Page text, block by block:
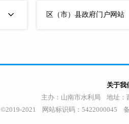
区（市）县政府门户网站
关于我
主办：山南市水利局 地址：
©2019-2021 网站标识码：5422000045 备